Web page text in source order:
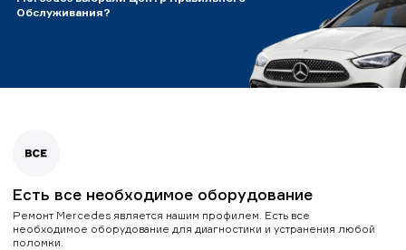
Обслуживания?
Есть все необходимое оборудование
Ремонт Mercedes является нашим профилем. Есть все
необходимое оборудование для диагностики и устранения любой
поломки.